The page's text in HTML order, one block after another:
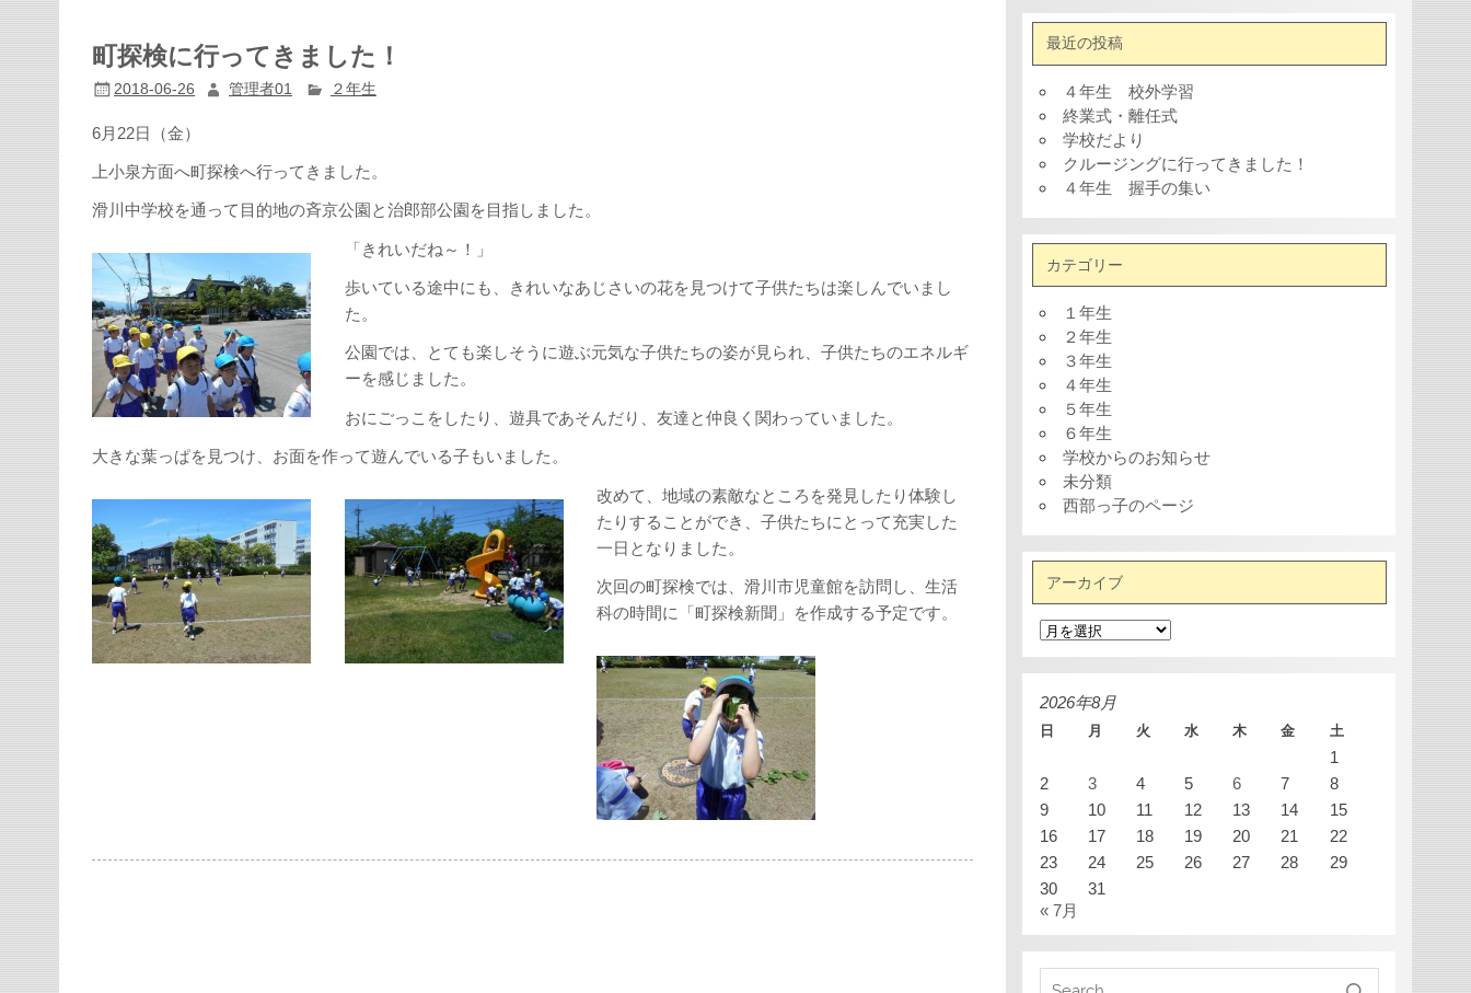
町探検に行ってきました！
2018-06-26 管理者01 ２年生
6月22日（金）
上小泉方面へ町探検へ行ってきました。
滑川中学校を通って目的地の斉京公園と治郎部公園を目指しました。
「きれいだね～！」
歩いている途中にも、きれいなあじさいの花を見つけて子供たちは楽しんでいまし
た。
公園では、とても楽しそうに遊ぶ元気な子供たちの姿が見られ、子供たちのエネルギ
ーを感じました。
おにごっこをしたり、遊具であそんだり、友達と仲良く関わっていました。
大きな葉っぱを見つけ、お面を作って遊んでいる子もいました。
改めて、地域の素敵なところを発見したり体験し
たりすることができ、子供たちにとって充実した
一日となりました。
次回の町探検では、滑川市児童館を訪問し、生活
科の時間に「町探検新聞」を作成する予定です。
最近の投稿
４年生 校外学習
終業式・離任式
学校だより
クルージングに行ってきました！
４年生 握手の集い
カテゴリー
１年生
２年生
３年生
４年生
５年生
６年生
学校からのお知らせ
未分類
西部っ子のページ
アーカイブ
ア
ー
カ
イ
ブ
2026年8月
日 月 火 水 木 金 土
1
2
3 4 5 6 7
8
9
10 11 12 13 14
15
16
17 18 19 20 21
22
23
24 25 26 27 28
29
30
31
« 7月